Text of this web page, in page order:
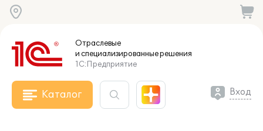
Отраслевые
и специализированныерешения
1С:Предприятие
Каталог Вход